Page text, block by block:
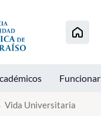
al contenido
Vida Universitaria